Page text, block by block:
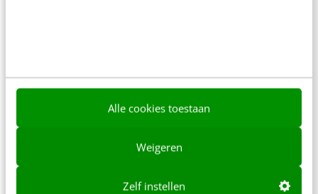
Alle cookies toestaan
Weigeren
Zelf instellen
Werken bij